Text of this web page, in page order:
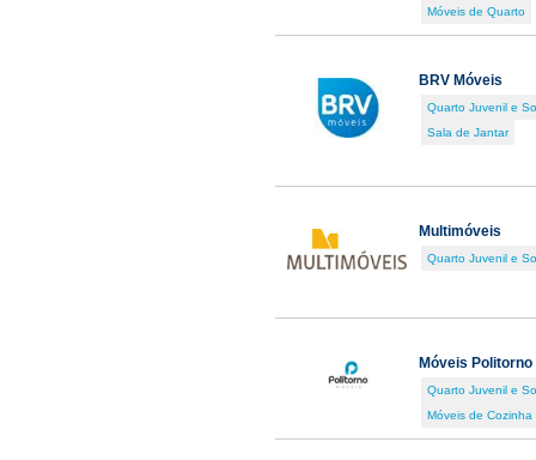
Móveis de Quarto
BRV Móveis
Quarto Juvenil e
Sala de Jantar
Multimóveis
Quarto Juvenil e
Móveis Politorno
Quarto Juvenil e
Móveis de Cozinha